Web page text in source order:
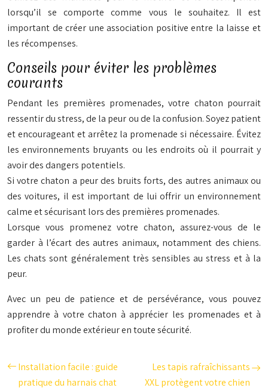
lorsqu’il se comporte comme vous le souhaitez. Il est
important de créer une association positive entre la laisse et
les récompenses.
Conseils pour éviter les problèmes
courants
Pendant les premières promenades, votre chaton pourrait
ressentir du stress, de la peur ou de la confusion. Soyez patient
et encourageant et arrêtez la promenade si nécessaire. Évitez
les environnements bruyants ou les endroits où il pourrait y
avoir des dangers potentiels.
Si votre chaton a peur des bruits forts, des autres animaux ou
des voitures, il est important de lui offrir un environnement
calme et sécurisant lors des premières promenades.
Lorsque vous promenez votre chaton, assurez-vous de le
garder à l’écart des autres animaux, notamment des chiens.
Les chats sont généralement très sensibles au stress et à la
peur.
Avec un peu de patience et de persévérance, vous pouvez
apprendre à votre chaton à apprécier les promenades et à
profiter du monde extérieur en toute sécurité.
Installation facile : guide
pratique du harnais chat
Les tapis rafraîchissants
XXL protègent votre chien